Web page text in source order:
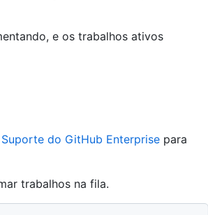
e os trabalhos ativos
Suporte do GitHub Enterprise para
trabalhos na fila.